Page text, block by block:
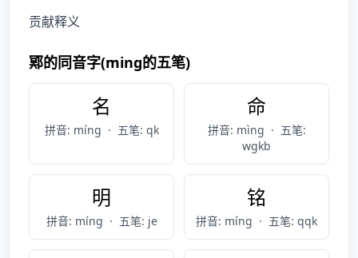
贡献释义
鄍的同音字(ming的五笔)
名
拼音: míng · 五笔: qk
命
拼音: mìng · 五笔:
wgkb
明
拼音: míng · 五笔: je
铭
拼音: míng · 五笔: qqk